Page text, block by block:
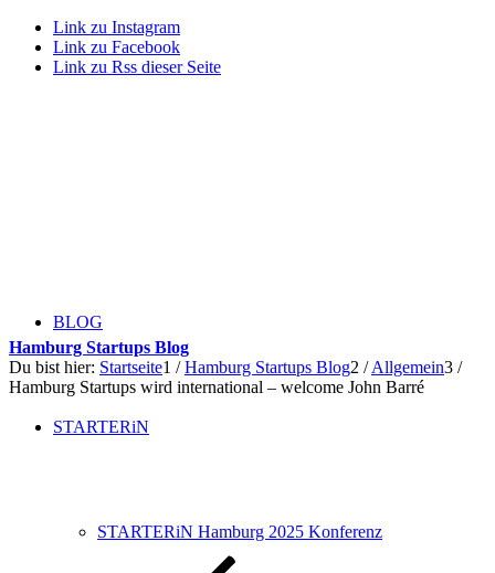
Link zu Instagram
Link zu Facebook
Link zu Rss dieser Seite
BLOG
STARTERiN
STARTERiN Hamburg 2025 Konferenz
Hamburg Startups Blog
Du bist hier: Startseite1 / Hamburg Startups Blog2 / Allgemein3 /
Hamburg Startups wird international – welcome John Barré